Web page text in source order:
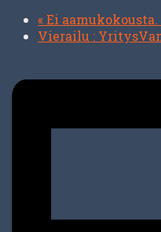
«Ei
Vierailu :